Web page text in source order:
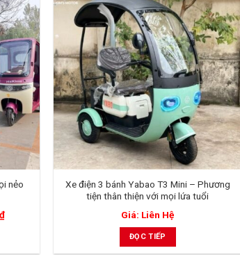
nẻo
₫
Xe điện 3 bánh Yabao T3 Mini – Phương
tiện thân thiện với mọi lứa tuổi
Giá: Liên Hệ
ĐỌC TIẾP